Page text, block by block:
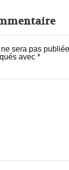
sera pas
avec *